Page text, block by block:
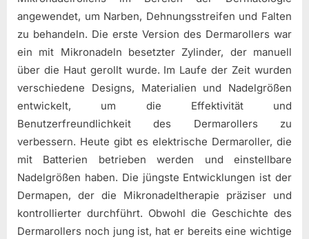
angewendet, um Narben, Dehnungsstreifen und Falten
zu behandeln. Die erste Version des Dermarollers war
ein mit Mikronadeln besetzter Zylinder, der manuell
über die Haut gerollt wurde. Im Laufe der Zeit wurden
verschiedene Designs, Materialien und Nadelgrößen
entwickelt, um die Effektivität und
Benutzerfreundlichkeit des Dermarollers zu
verbessern. Heute gibt es elektrische Dermaroller, die
mit Batterien betrieben werden und einstellbare
Nadelgrößen haben. Die jüngste Entwicklungen ist der
Dermapen, der die Mikronadeltherapie präziser und
kontrollierter durchführt. Obwohl die Geschichte des
Dermarollers noch jung ist, hat er bereits eine wichtige